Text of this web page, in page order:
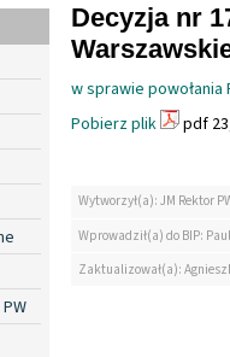
Decyzja nr
w sprawie powołania
Pobierz plik
pdf
Wytworzył(a): JM Rektor
Wprowadził(a) do BIP:
Zaktualizował(a):